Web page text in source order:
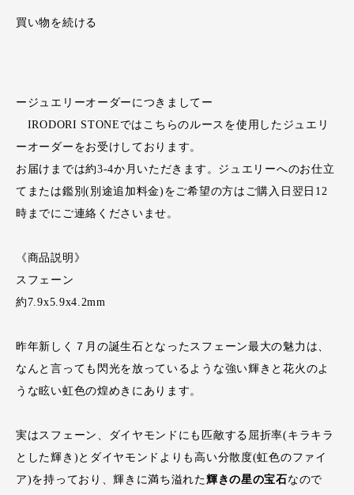
買い物を続ける
ージュエリーオーダーにつきましてー
IRODORI STONEではこちらのルースを使用したジュエリ
ーオーダーをお受けしております。
お届けまでは約3-4か月いただきます。ジュエリーへのお仕立
てまたは鑑別(別途追加料金)をご希望の方はご購入日翌日12
時までにご連絡くださいませ。
《商品説明》
スフェーン
約7.9x5.9x4.2mm
昨年新しく７月の誕生石となったスフェーン最大の魅力は、
なんと言っても閃光を放っているような強い輝きと花火のよ
うな眩い虹色の煌めきにあります。
実はスフェーン、ダイヤモンドにも匹敵する屈折率(キラキラ
とした輝き)とダイヤモンドよりも高い分散度(虹色のファイ
ア)を持っており、輝きに満ち溢れた輝きの星の宝石なので